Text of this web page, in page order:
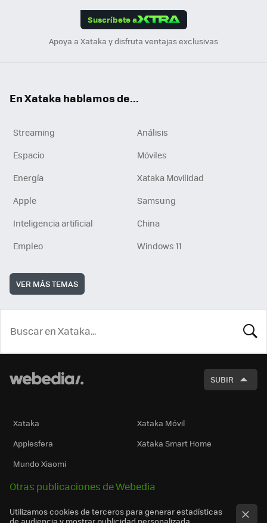
Suscríbete a
Apoya a Xataka y disfruta ventajas exclusivas
En Xataka hablamos de...
Streaming
Análisis
Espacio
Móviles
Energía
Xataka Movilidad
Apple
Samsung
Inteligencia artificial
China
Empleo
Windows 11
VER MÁS TEMAS
SUBIR
Xataka
Xataka Móvil
Applesfera
Xataka Smart Home
Mundo Xiaomi
Otras publicaciones de Webedia
Utilizamos cookies de terceros para generar estadísticas